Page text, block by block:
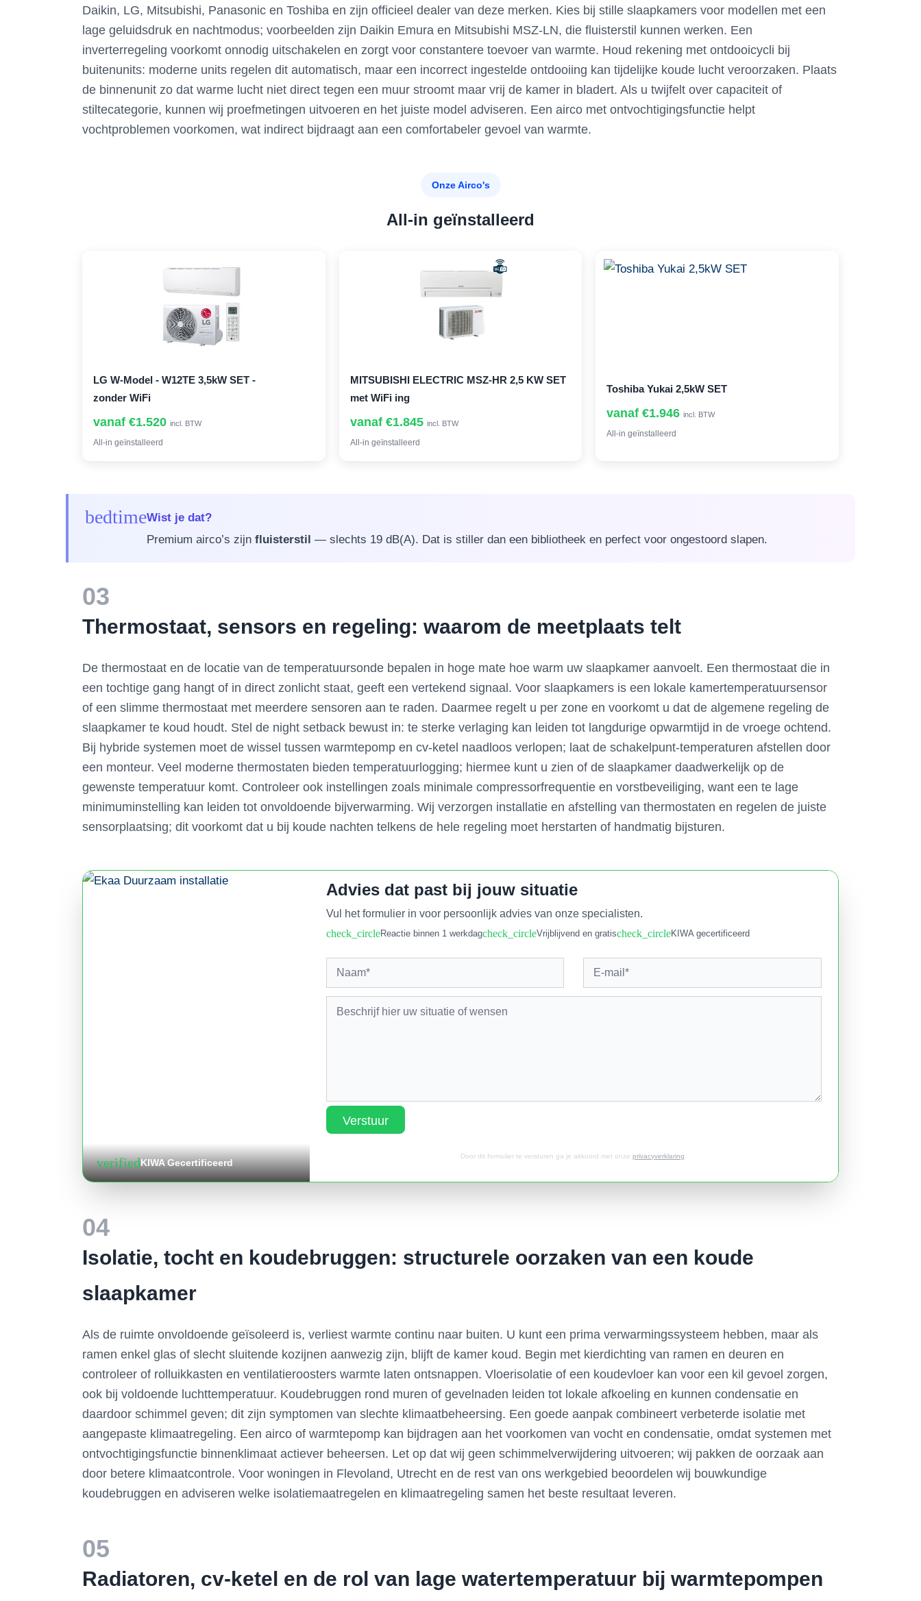
Daikin, LG, Mitsubishi, Panasonic en Toshiba en zijn officieel dealer van deze merken. Kies bij stille slaapkamers voor modellen met een
lage geluidsdruk en nachtmodus; voorbeelden zijn Daikin Emura en Mitsubishi MSZ-LN, die fluisterstil kunnen werken. Een
inverterregeling voorkomt onnodig uitschakelen en zorgt voor constantere toevoer van warmte. Houd rekening met ontdooicycli bij
buitenunits: moderne units regelen dit automatisch, maar een incorrect ingestelde ontdooiing kan tijdelijke koude lucht veroorzaken. Plaats
de binnenunit zo dat warme lucht niet direct tegen een muur stroomt maar vrij de kamer in bladert. Als u twijfelt over capaciteit of
stiltecategorie, kunnen wij proefmetingen uitvoeren en het juiste model adviseren. Een airco met ontvochtigingsfunctie helpt
vochtproblemen voorkomen, wat indirect bijdraagt aan een comfortabeler gevoel van warmte.
Onze Airco's
All-in geïnstalleerd
LG W-Model - W12TE 3,5kW SET -
zonder WiFi
vanaf €1.520 incl. BTW
All-in geïnstalleerd
MITSUBISHI ELECTRIC MSZ-HR 2,5 KW SET
met WiFi ing
vanaf €1.845 incl. BTW
All-in geïnstalleerd
Toshiba Yukai 2,5kW SET
vanaf €1.946 incl. BTW
All-in geïnstalleerd
bedtimeWist je dat?
Premium airco’s zijn fluisterstil — slechts 19 dB(A). Dat is stiller dan een bibliotheek en perfect voor ongestoord slapen.
03
Thermostaat, sensors en regeling: waarom de meetplaats telt
De thermostaat en de locatie van de temperatuursonde bepalen in hoge mate hoe warm uw slaapkamer aanvoelt. Een thermostaat die in
een tochtige gang hangt of in direct zonlicht staat, geeft een vertekend signaal. Voor slaapkamers is een lokale kamertemperatuursensor
of een slimme thermostaat met meerdere sensoren aan te raden. Daarmee regelt u per zone en voorkomt u dat de algemene regeling de
slaapkamer te koud houdt. Stel de night setback bewust in: te sterke verlaging kan leiden tot langdurige opwarmtijd in de vroege ochtend.
Bij hybride systemen moet de wissel tussen warmtepomp en cv-ketel naadloos verlopen; laat de schakelpunt-temperaturen afstellen door
een monteur. Veel moderne thermostaten bieden temperatuurlogging; hiermee kunt u zien of de slaapkamer daadwerkelijk op de
gewenste temperatuur komt. Controleer ook instellingen zoals minimale compressorfrequentie en vorstbeveiliging, want een te lage
minimuminstelling kan leiden tot onvoldoende bijverwarming. Wij verzorgen installatie en afstelling van thermostaten en regelen de juiste
sensorplaatsing; dit voorkomt dat u bij koude nachten telkens de hele regeling moet herstarten of handmatig bijsturen.
verifiedKIWA Gecertificeerd
Advies dat past bij jouw situatie
Vul het formulier in voor persoonlijk advies van onze specialisten.
check_circleReactie binnen 1 werkdagcheck_circleVrijblijvend en gratischeck_circleKIWA gecertificeerd
Verstuur
Door dit formulier te versturen ga je akkoord met onzeprivacyverklaring
04
Isolatie, tocht en koudebruggen: structurele oorzaken van een koude
slaapkamer
Als de ruimte onvoldoende geïsoleerd is, verliest warmte continu naar buiten. U kunt een prima verwarmingssysteem hebben, maar als
ramen enkel glas of slecht sluitende kozijnen aanwezig zijn, blijft de kamer koud. Begin met kierdichting van ramen en deuren en
controleer of rolluikkasten en ventilatieroosters warmte laten ontsnappen. Vloerisolatie of een koudevloer kan voor een kil gevoel zorgen,
ook bij voldoende luchttemperatuur. Koudebruggen rond muren of gevelnaden leiden tot lokale afkoeling en kunnen condensatie en
daardoor schimmel geven; dit zijn symptomen van slechte klimaatbeheersing. Een goede aanpak combineert verbeterde isolatie met
aangepaste klimaatregeling. Een airco of warmtepomp kan bijdragen aan het voorkomen van vocht en condensatie, omdat systemen met
ontvochtigingsfunctie binnenklimaat actiever beheersen. Let op dat wij geen schimmelverwijdering uitvoeren; wij pakken de oorzaak aan
door betere klimaatcontrole. Voor woningen in Flevoland, Utrecht en de rest van ons werkgebied beoordelen wij bouwkundige
koudebruggen en adviseren welke isolatiemaatregelen en klimaatregeling samen het beste resultaat leveren.
05
Radiatoren, cv-ketel en de rol van lage watertemperatuur bij warmtepompen